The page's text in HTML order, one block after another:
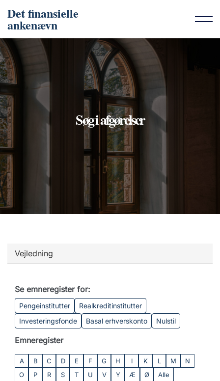
Det finansielle
ankenævn
Søg i afgørelser
Vejledning
Se emneregister for:
Pengeinstitutter
Realkreditinstitutter
Investeringsfonde
Basal erhverskonto Nulstil
Emneregister
A B C D E F G H I K L M
N
O
P R S T U V Y Æ Ø Alle